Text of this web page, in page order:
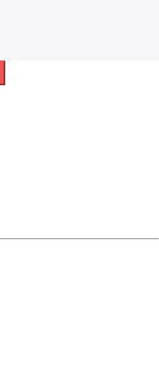
น ติดAI
ายเดือน
คาถูก
บ้าน
ดียวใน
าคาถูก เน้นติดAI โพสต์
ต์บ้านที่ดินติดหน้า1goolge
ายสินค้า